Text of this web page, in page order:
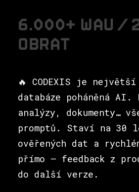
6.000+ WAU /
OBRAT
🔥 CODEXIS je
databáze poháněná AI.
analýzy, dokumenty…
promptů. Staví na 30
ověřených dat a
přímo – feedback z
do další verze.